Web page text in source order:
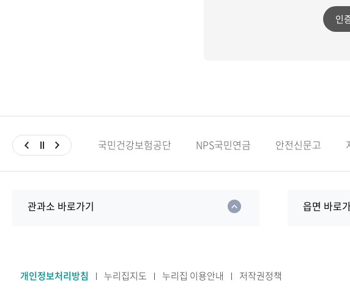
인
국민건강보험공단 NPS국민연금 안전신문고
관과소 바로가기 읍면 바로
개인정보처리방침 누리집지도 누리집 이용안내 저작권정책